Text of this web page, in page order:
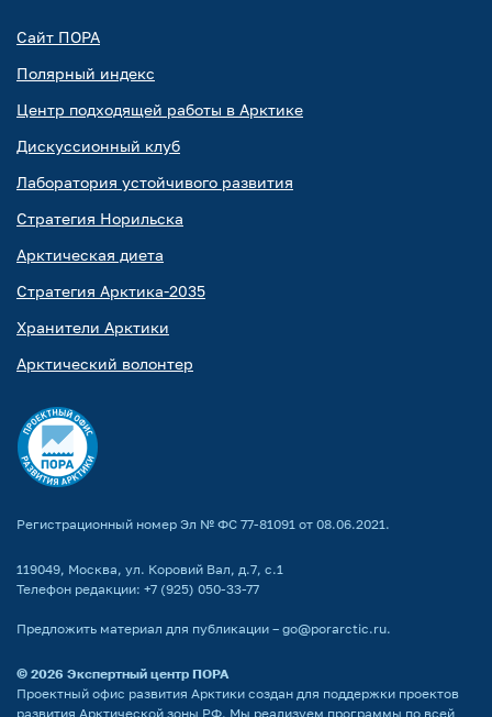
Сайт ПОРА
Полярный индекс
Центр подходящей работы в Арктике
Дискуссионный клуб
Лаборатория устойчивого развития
Стратегия Норильска
Арктическая диета
Стратегия Арктика-2035
Хранители Арктики
Арктический волонтер
Регистрационный номер Эл № ФС 77-81091 от 08.06.2021.
119049, Москва, ул. Коровий Вал, д.7, с.1
Телефон редакции: +7 (925) 050-33-77
Предложить материал для публикации – go@porarctic.ru.
© 2026 Экспертный центр ПОРА
Проектный офис развития Арктики создан для поддержки проектов
развития Арктической зоны РФ. Мы реализуем программы по всей